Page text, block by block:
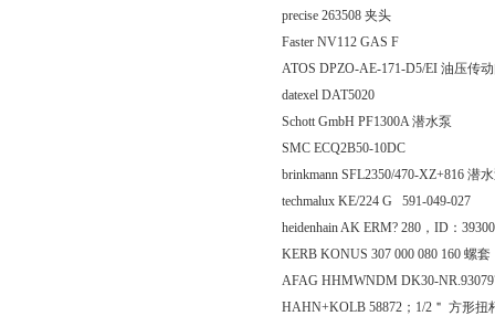
precise 263508 夹头
Faster NV112 GAS F
ATOS DPZO-AE-171-D5/EI 油压传
datexel DAT5020
Schott GmbH PF1300A 潜水泵
SMC ECQ2B50-10DC
brinkmann SFL2350/470-XZ+816 潜
techmalux KE/224 G 591-049-027
heidenhain AK ERM? 280，ID：
KERB KONUS 307 000 080 160 螺套
AFAG HHMWNDM DK30-
HAHN+KOLB 58872；1/2＂ 方形扭